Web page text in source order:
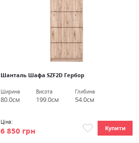
Шанталь Шафа SZF2D Гербор
Ширина
80.0см
Висота
199.0см
Глибина
54.0см
Ціна:
6 850 грн Купити